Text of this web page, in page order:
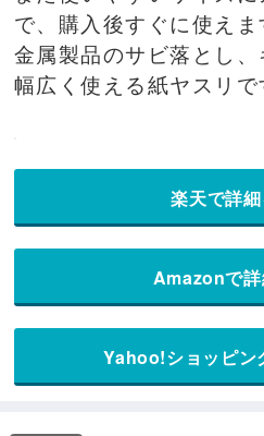
で、購入後すぐに使えま
金属製品のサビ落とし
幅広く使える紙ヤスリで
楽天で詳
Amazonで
Yahoo!ショッピン